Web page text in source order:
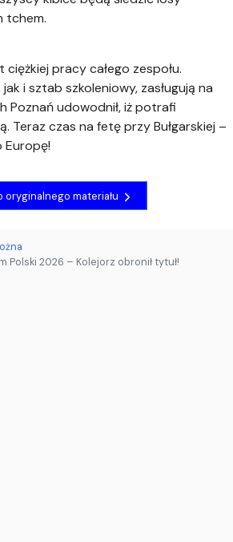
tchem.
pracy całego zespołu.
i sztab szkoleniowy, zasługują na
Poznań udowodnił, iż potrafi
Teraz czas na fetę przy Bułgarskiej –
oryginalnego materiału
Polski 2026 – Kolejorz obronił tytuł!